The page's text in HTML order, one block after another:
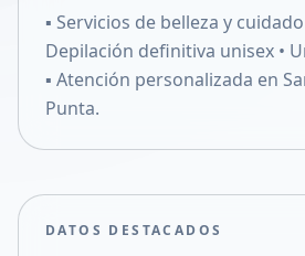
Compartir en X
▪︎ Servicios de belleza y
Depilación definitiva unisex •
▪︎ Atención personalizada en
Punta.
DATOS DESTACADOS